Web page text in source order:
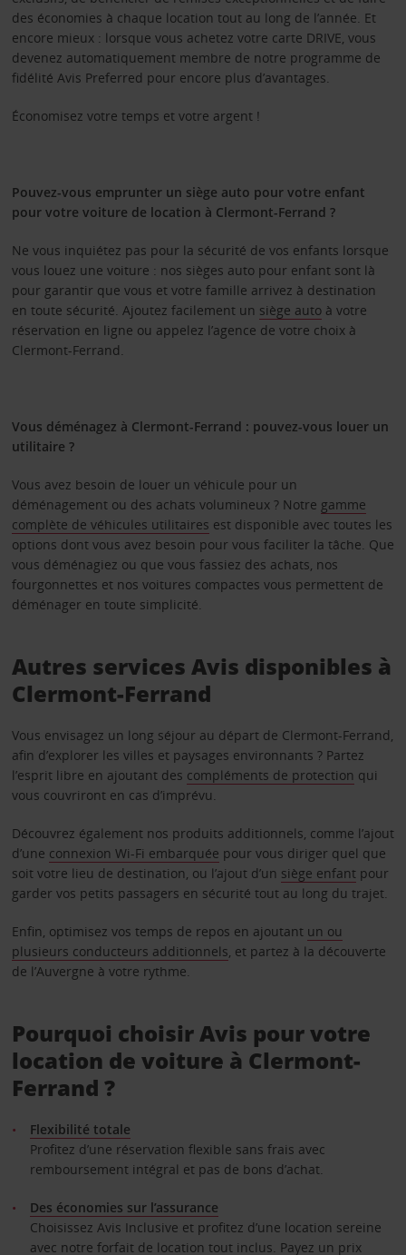
des économies à chaque location tout au long de l’année. Et
encore mieux : lorsque vous achetez votre carte DRIVE, vous
devenez automatiquement membre de notre programme de
fidélité Avis Preferred pour encore plus d’avantages.
Économisez votre temps et votre argent !
Pouvez-vous emprunter un siège auto pour votre enfant
pour votre voiture de location à Clermont-Ferrand ?
Ne vous inquiétez pas pour la sécurité de vos enfants lorsque
vous louez une voiture : nos sièges auto pour enfant sont là
pour garantir que vous et votre famille arrivez à destination
en toute sécurité. Ajoutez facilement un siège autoà votre
réservation en ligne ou appelez l’agence de votre choix à
Clermont-Ferrand.
Vous déménagez à Clermont-Ferrand : pouvez-vous louer un
utilitaire ?
Vous avez besoin de louer un véhicule pour un
déménagement ou des achats volumineux ? Notre gamme
complète de véhicules utilitaires est disponible avec toutes les
options dont vous avez besoin pour vous faciliter la tâche. Que
vous déménagiez ou que vous fassiez des achats, nos
fourgonnettes et nos voitures compactes vous permettent de
déménager en toute simplicité.
Autres services Avis disponibles à
Clermont-Ferrand
Vous envisagez un long séjour au départ de Clermont-Ferrand,
afin d’explorer les villes et paysages environnants ? Partez
l’esprit libre en ajoutant des compléments de protection qui
vous couvriront en cas d’imprévu.
Découvrez également nos produits additionnels, comme l’ajout
d’une connexion Wi-Fi embarquée pour vous diriger quel que
soit votre lieu de destination, ou l’ajout d’un siège enfantpour
garder vos petits passagers en sécurité tout au long du trajet.
Enfin, optimisez vos temps de repos en ajoutant un ou
plusieurs conducteurs additionnels , et partez à la découverte
de l’Auvergne à votre rythme.
Pourquoi choisir Avis pour votre
location de voiture à Clermont-
Ferrand ?
Flexibilité totale
Profitez d’une réservation flexible sans frais avec
remboursement intégral et pas de bons d’achat.
Des économies sur l’assurance
Choisissez Avis Inclusive et profitez d’une location sereine
avec notre forfait de location tout inclus. Payez un prix